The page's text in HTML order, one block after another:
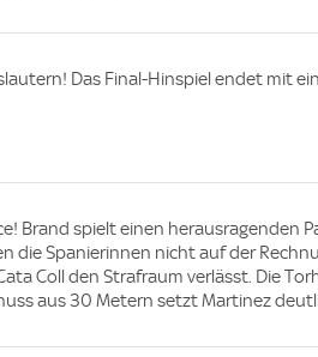
Das Final-Hinspiel endet mit
Brand spielt einen herausragenden
die Spanierinnen nicht auf der
Coll den Strafraum verlässt. Die
aus 30 Metern setzt Martinez